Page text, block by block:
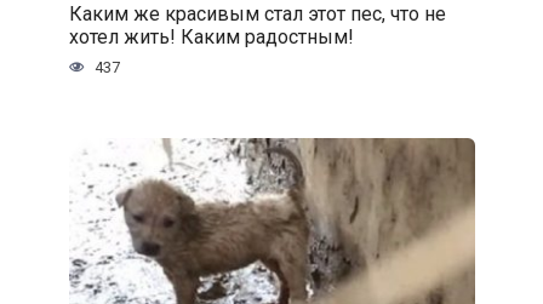
Каким же красивым стал этот пес, что не
хотел жить! Каким радостным!
437